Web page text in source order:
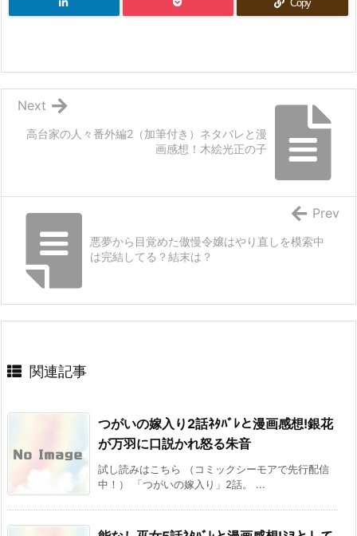
Copy
高台家の人々番外編2（加筆付き）ネタバレと漫
画感想！木絵光正の子
Next
悪夢から目覚めた傲慢令嬢はやり直しを模索中
は完結してる？結末は？
Prev
関連記事
つがいの嫁入り2話ﾈﾀﾊﾞﾚと漫画感想!銀花
が万羽に口説かれ怒る朱音
試し読みはこちら （コミックシーモアで先行配信
中！） 「つがいの嫁入り」2話。 ...